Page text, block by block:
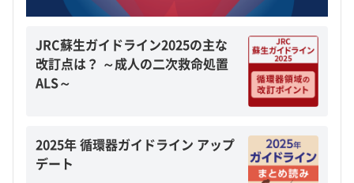
JRC蘇生ガイドライン2025の主な
改訂点は？ ～成人の二次救命処置
ALS～
2025年 循環器ガイドライン アップ
デート